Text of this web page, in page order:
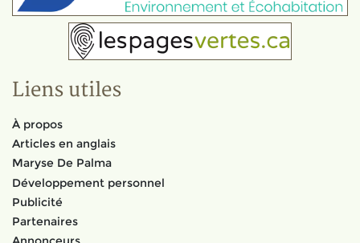
Liens utiles
À propos
Articles en anglais
Maryse De Palma
Développement personnel
Publicité
Partenaires